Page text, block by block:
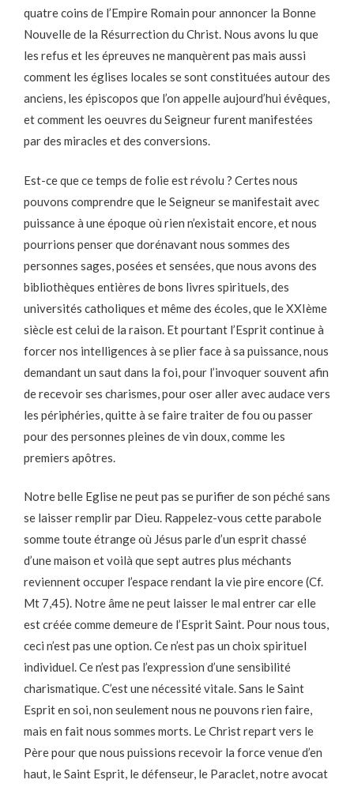
quatre coins de l’Empire Romain pour annoncer la Bonne
Nouvelle de la Résurrection du Christ. Nous avons lu que
les refus et les épreuves ne manquèrent pas mais aussi
comment les églises locales se sont constituées autour des
anciens, les épiscopos que l’on appelle aujourd’hui évêques,
et comment les oeuvres du Seigneur furent manifestées
par des miracles et des conversions.
Est-ce que ce temps de folie est révolu ? Certes nous
pouvons comprendre que le Seigneur se manifestait avec
puissance à une époque où rien n’existait encore, et nous
pourrions penser que dorénavant nous sommes des
personnes sages, posées et sensées, que nous avons des
bibliothèques entières de bons livres spirituels, des
universités catholiques et même des écoles, que le XXIème
siècle est celui de la raison. Et pourtant l’Esprit continue à
forcer nos intelligences à se plier face à sa puissance, nous
demandant un saut dans la foi, pour l’invoquer souvent afin
de recevoir ses charismes, pour oser aller avec audace vers
les périphéries, quitte à se faire traiter de fou ou passer
pour des personnes pleines de vin doux, comme les
premiers apôtres.
Notre belle Eglise ne peut pas se purifier de son péché sans
se laisser remplir par Dieu. Rappelez-vous cette parabole
somme toute étrange où Jésus parle d’un esprit chassé
d’une maison et voilà que sept autres plus méchants
reviennent occuper l’espace rendant la vie pire encore (Cf.
Mt 7,45). Notre âme ne peut laisser le mal entrer car elle
est créée comme demeure de l’Esprit Saint. Pour nous tous,
ceci n’est pas une option. Ce n’est pas un choix spirituel
individuel. Ce n’est pas l’expression d’une sensibilité
charismatique. C’est une nécessité vitale. Sans le Saint
Esprit en soi, non seulement nous ne pouvons rien faire,
mais en fait nous sommes morts. Le Christ repart vers le
Père pour que nous puissions recevoir la force venue d’en
haut, le Saint Esprit, le défenseur, le Paraclet, notre avocat